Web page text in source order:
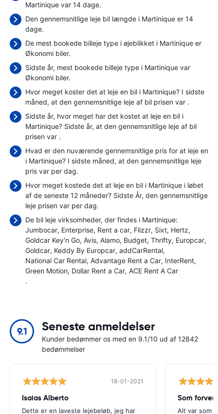
Martinique var 14 dage.
Den gennemsnitlige leje bil længde i Martinique er 14
dage.
De mest bookede billeje type i øjeblikket i Martinique er
Økonomi biler.
Sidste år, mest bookede billeje type i Martinique var
Økonomi biler.
Hvor meget koster det at leje en bil i Martinique? I sidste
måned, at den gennemsnitlige leje af bil prisen var .
Sidste år, hvor meget har det kostet at leje en bil i
Martinique? Sidste år, at den gennemsnitlige leje af bil
prisen var .
Hvad er den nuværende gennemsnitlige pris for at leje en
i Martinique? I sidste måned, at den gennemsnitlige leje
pris var per dag.
Hvor meget kostede det at leje en bil i Martinique i løbet
af de seneste 12 måneder? Sidste År, den gennemsnitlige
leje prisen var per dag.
De bil leje virksomheder, der findes i Martinique:
Jumbocar Enterprise Rent a car Flizzr Sixt Hertz
Goldcar Key'n Go Avis Alamo Budget Thrifty Europcar
Goldcar Keddy By Europcar addCarRental
National Car Rental Advantage Rent a Car InterRent
Green Motion Dollar Rent a Car ACE Rent A Car
.
9.1 Seneste anmeldelser
Kunder bedømmer os med en 9.1/10 ud af 12842
bedømmelser
18-01-2021
Isaias Alberto
Dette er en laveste lejebeløb, jeg har
Som
Alt var som